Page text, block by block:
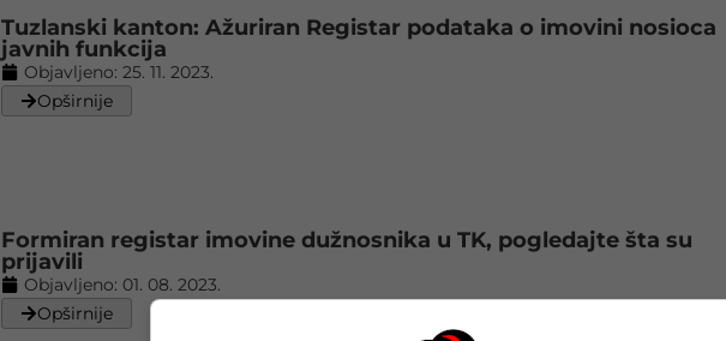
Tuzlanski kanton: Ažuriran Registar podataka o imovini nosioca
javnih funkcija
Objavljeno:25. 11. 2023.
Opširnije
Formiran registar imovine dužnosnika u TK, pogledajte šta su
prijavili
Objavljeno: 01. 08. 2023.
Opširnije